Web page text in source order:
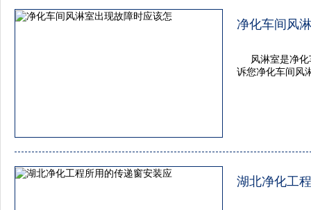
净化车间风
风淋室是净
诉您净化车间风
湖北净化工